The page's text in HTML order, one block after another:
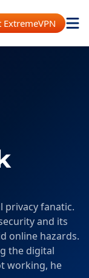
ExtremeVPN
privacy fanatic.
and its
online hazards.
the digital
working, he